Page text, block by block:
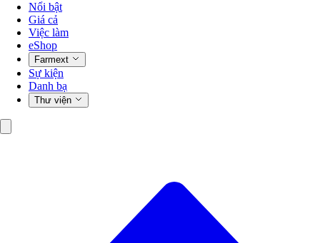
Nổi bật
Giá cả
Việc làm
eShop
Farmext
Sự kiện
Danh bạ
Thư viện